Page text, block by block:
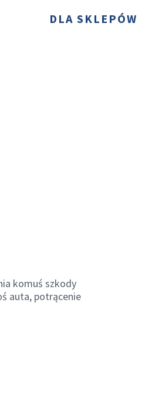
DLA SKLEPÓW
komuś szkody
auta, potrącenie